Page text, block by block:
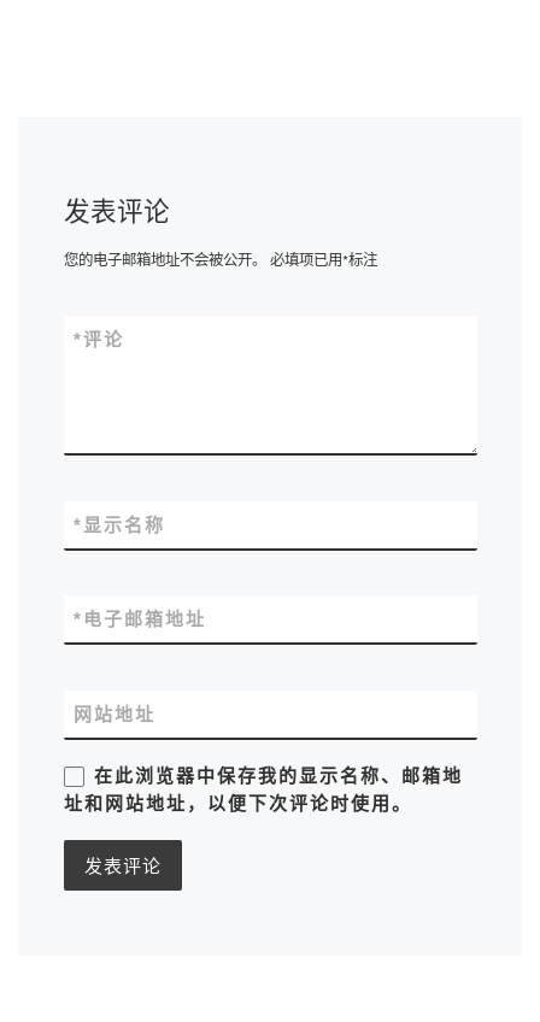
发表评论
您的电子邮箱地址不会被公开。 必填项已用*标注
评论
*
显示名称
*
电子邮箱地址
*
网站地址
在此浏览器中保存我的显示名称、邮箱地
址和网站地址，以便下次评论时使用。